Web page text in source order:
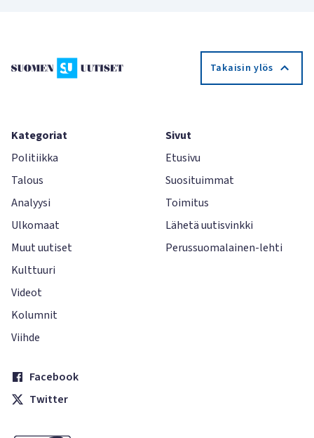
Takaisin ylös
Kategoriat
Politiikka
Talous
Analyysi
Ulkomaat
Muut uutiset
Kulttuuri
Videot
Kolumnit
Viihde
Sivut
Etusivu
Suosituimmat
Toimitus
Lähetä uutisvinkki
Perussuomalainen-lehti
Facebook
Twitter